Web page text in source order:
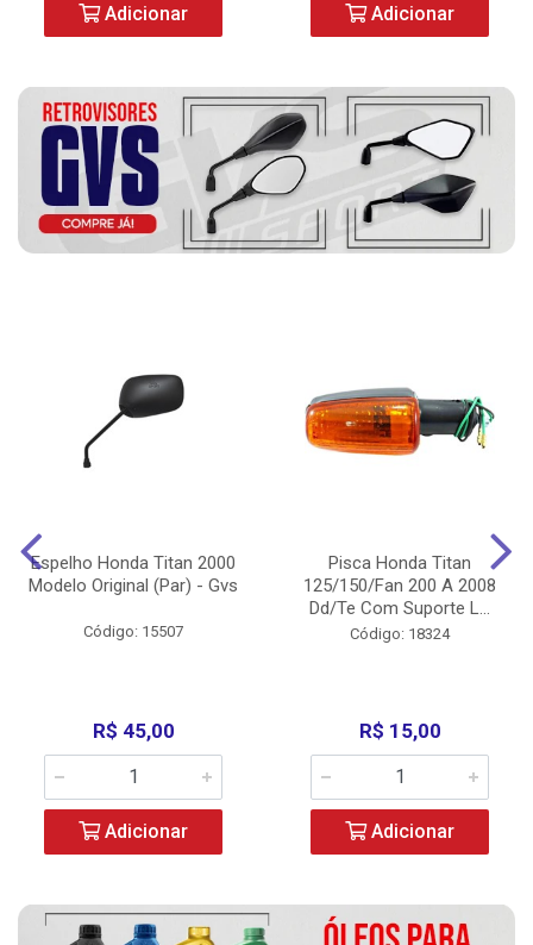
Adicionar Adicionar
Espelho Honda Titan 2000
Modelo Original (Par) - Gvs
Código: 15507
R$ 45,00
Adicionar
Pisca Honda Titan
125/150/Fan 200 A 2008
Dd/Te Com Suporte L...
Código: 18324
R$ 15,00
Adicionar